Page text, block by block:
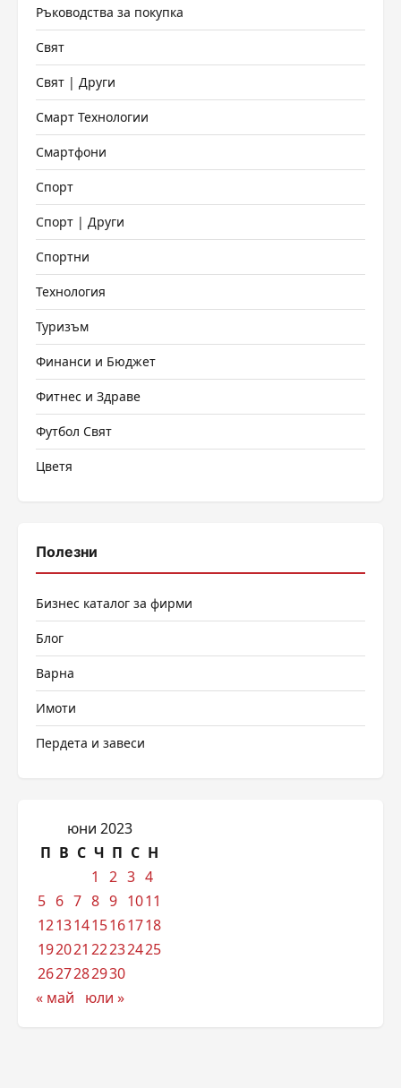
Ръководства за покупка
Свят
Свят | Други
Смарт Технологии
Смартфони
Спорт
Спорт | Други
Спортни
Технология
Туризъм
Финанси и Бюджет
Фитнес и Здраве
Футбол Свят
Цветя
Полезни
Бизнес каталог за фирми
Блог
Варна
Имоти
Пердета и завеси
юни 2023
П В С Ч П С Н
1
2 3 4
5 6 7 8 9 1011
12131415161718
192021 22232425
2627282930
« май
юли »